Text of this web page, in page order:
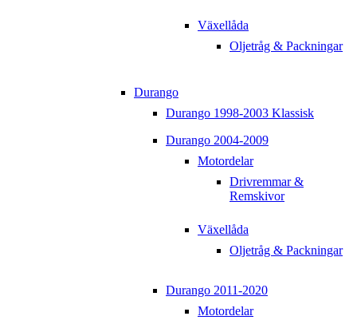
Växellåda
Oljetråg & Packningar
Durango
Durango 1998-2003 Klassisk
Durango 2004-2009
Motordelar
Drivremmar &
Remskivor
Växellåda
Oljetråg & Packningar
Durango 2011-2020
Motordelar